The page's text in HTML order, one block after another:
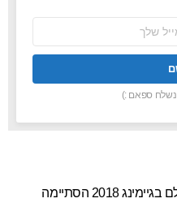
נשלח ספאם :)
הגשת המועמדות לאליפות העולם בגיימינג 2018 הסתיימה